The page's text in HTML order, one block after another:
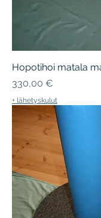
Hopotihoi matala
Hinta
330,00 €
+ lähetyskulut